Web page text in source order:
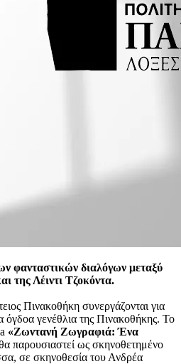
φανταστικών διαλόγων μεταξύ
της Λέιντι Τζοκόντα.
Πινακοθήκη συνεργάζονται για
γενέθλια της Πινακοθήκης. Το
«Ζωντανή Ζωγραφιά: Ένα
παρουσιαστεί ως σκηνοθετημένο
σε σκηνοθεσία του Ανδρέα